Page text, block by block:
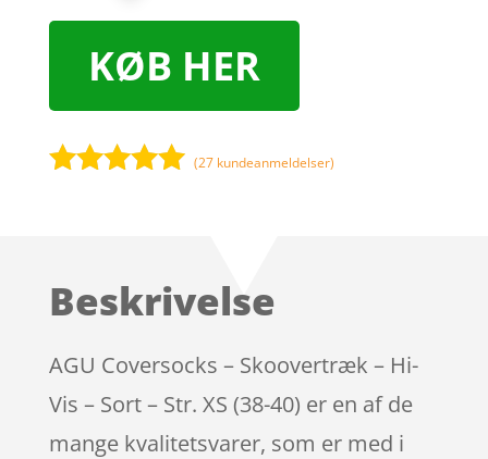
KØB HER
kundebedøm
(27 kundeanmeldelser)
Beskrivelse
AGU Coversocks – Skoovertræk – Hi-
Vis – Sort – Str. XS (38-40) er en af de
mange kvalitetsvarer, som er med i